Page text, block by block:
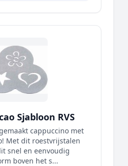
Sjabloon RVS
cappuccino met
Met dit roestvrijstalen
snel en eenvoudig
boven het s...